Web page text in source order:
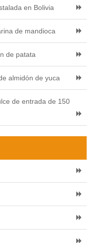
en Bolivia
de mandioca
de patata
almidón de yuca
de entrada de 150